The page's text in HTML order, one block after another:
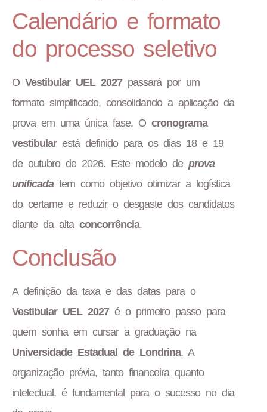
Calendário e formato
do processo seletivo
O Vestibular UEL 2027passará por um
formato simplificado, consolidando a aplicação da
prova em uma única fase. O cronograma
vestibularestá definido para os dias 18 e 19
de outubro de 2026. Este modelo de prova
unificadatem como objetivo otimizar a logística
do certame e reduzir o desgaste dos candidatos
diante da alta concorrência.
Conclusão
A definição da taxa e das datas para o
Vestibular UEL 2027é o primeiro passo para
quem sonha em cursar a graduação na
Universidade Estadual de Londrina. A
organização prévia, tanto financeira quanto
intelectual, é fundamental para o sucesso no dia